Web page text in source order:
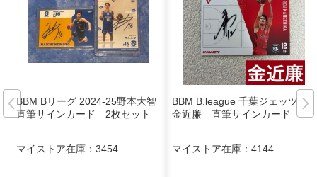
BBM Bリーグ 2024-25野本大智
直筆サインカード 2枚セット
マイストア在庫： 3454
BBM B.league 千葉ジェッツ
金近廉 直筆サインカード
マイストア在庫： 4144